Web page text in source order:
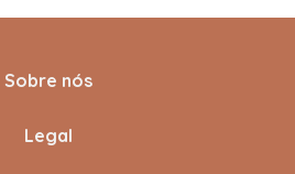
Sobre nós
Legal